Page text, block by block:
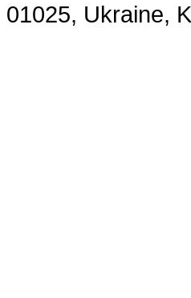
01025, Ukraine,